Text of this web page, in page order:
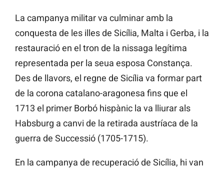
La campanya militar va culminar amb la
conquesta de les illes de Sicília, Malta i Gerba, i la
restauració en el tron de la nissaga legítima
representada per la seua esposa Constança.
Des de llavors, el regne de Sicília va formar part
de la corona catalano-aragonesa fins que el
1713 el primer Borbó hispànic la va lliurar als
Habsburg a canvi de la retirada austríaca de la
guerra de Successió (1705-1715).
En la campanya de recuperació de Sicília, hi van